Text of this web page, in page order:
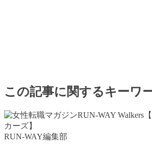
この記事に関するキーワ
RUN-WAY編集部